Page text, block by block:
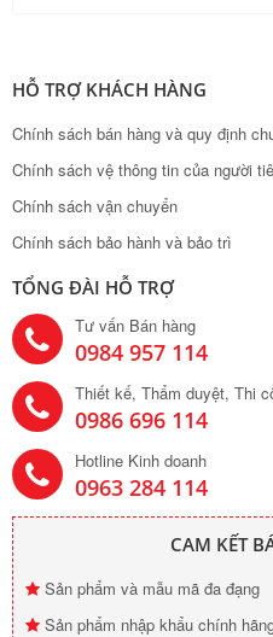
HỖ TRỢ KHÁCH HÀNG
Chính sách bán hàng và quy định
Chính sách vệ thông tin của người
Chính sách vận chuyển
Chính sách bảo hành và bảo trì
TỔNG ĐÀI HỖ TRỢ
Tư vấn Bán hàng
0984 957 114
Thiết kế, Thẩm duyệt, Thi
0986 696 114
Hotline Kinh doanh
0963 284 114
CAM KẾT
Sản phẩm và mẫu mã đa đạng
Sản phẩm nhập khẩu chính